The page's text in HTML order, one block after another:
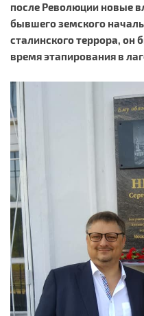
после Революции новые
бывшего земского
сталинского террора, он
время этапирования в